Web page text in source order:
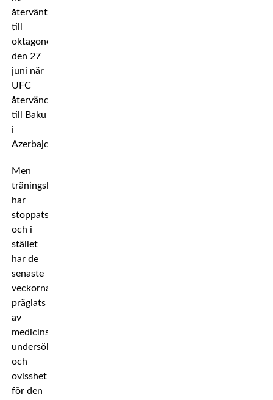
återvänt
till
oktagonen
den 27
juni när
UFC
återvänder
till Baku
i
Azerbajdzjan.
Men
träningslägret
har
stoppats
och i
stället
har de
senaste
veckorna
präglats
av
medicinska
undersökningar
och
ovisshet
för den